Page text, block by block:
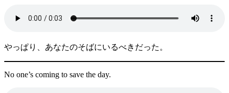
やっぱり、あなたのそばにいるべきだった。
No one’s coming to save the day.